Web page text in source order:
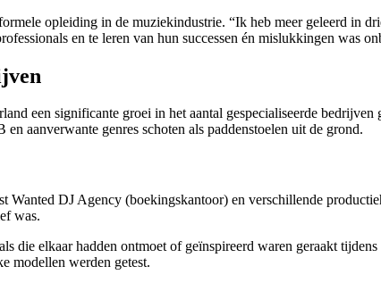
opleiding in de muziekindustrie. “Ik heb meer geleerd in
en te leren van hun successen én mislukkingen was
een significante groei in het aantal gespecialiseerde
aanverwante genres schoten als paddenstoelen uit de grond.
Wanted DJ Agency (boekingskantoor) en verschillende
was.
die elkaar hadden ontmoet of geïnspireerd waren geraakt
modellen werden getest.